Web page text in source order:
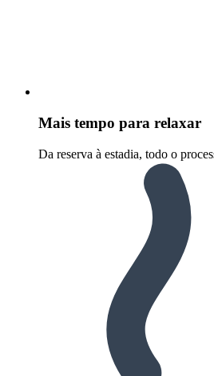
Mais tempo para relaxar
Da reserva à estadia, todo o